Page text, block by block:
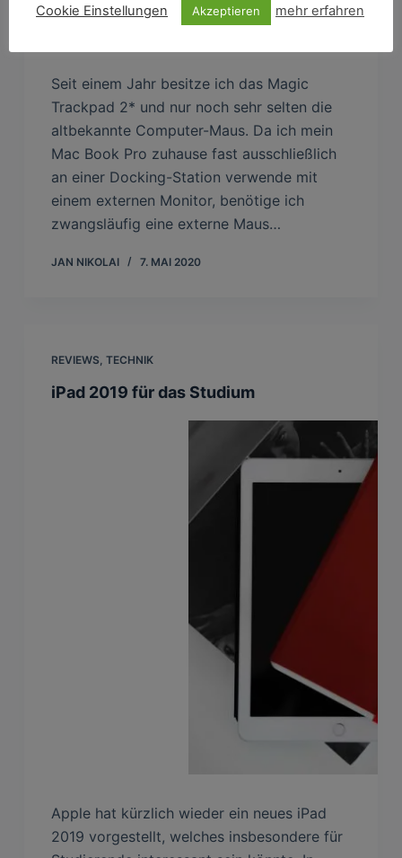
Seit einem Jahr besitze ich das Magic
Trackpad 2* und nur noch sehr selten die
altbekannte Computer-Maus. Da ich mein
Mac Book Pro zuhause fast ausschließlich
an einer Docking-Station verwende mit
einem externen Monitor, benötige ich
zwangsläufig eine externe Maus…
JAN NIKOLAI 7. MAI 2020
REVIEWS, TECHNIK
iPad 2019 für das Studium
Apple hat kürzlich wieder ein neues iPad
2019 vorgestellt, welches insbesondere für
Cookie Einstellungen Akzeptieren mehr erfahren